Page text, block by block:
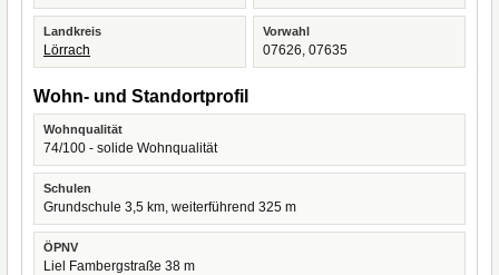
Landkreis
Lörrach
Vorwahl
07626, 07635
Wohn- und Standortprofil
Wohnqualität
74/100 - solide Wohnqualität
Schulen
Grundschule 3,5 km, weiterführend 325 m
ÖPNV
Liel Fambergstraße 38 m